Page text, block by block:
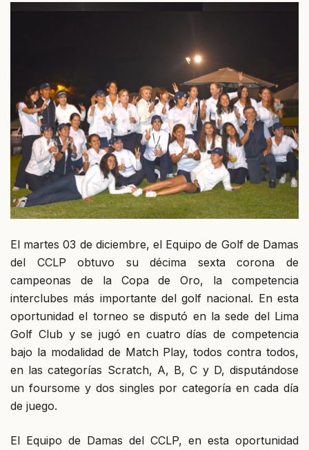
El martes 03 de diciembre, el Equipo de Golf de Damas
del CCLP obtuvo su décima sexta corona de
campeonas de la Copa de Oro, la competencia
interclubes más importante del golf nacional. En esta
oportunidad el torneo se disputó en la sede del Lima
Golf Club y se jugó en cuatro días de competencia
bajo la modalidad de Match Play, todos contra todos,
en las categorías Scratch, A, B, C y D, disputándose
un foursome y dos singles por categoría en cada día
de juego.
El Equipo de Damas del CCLP, en esta oportunidad